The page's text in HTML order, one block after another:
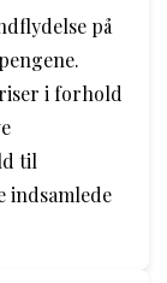
på
i forhold
til
indsamlede